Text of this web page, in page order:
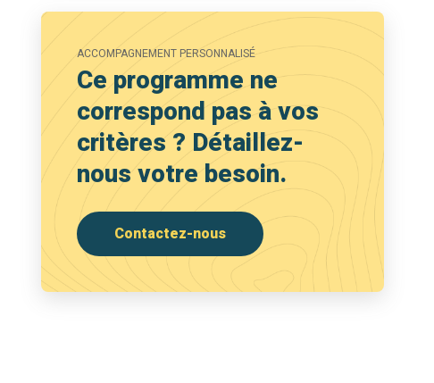
ACCOMPAGNEMENT PERSONNALISÉ
Ce programme ne
correspond pas à vos
critères ? Détaillez-
nous votre besoin.
Contactez-nous